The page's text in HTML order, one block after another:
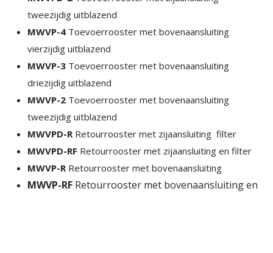
tweezijdig uitblazend
MWVP-4 Toevoerrooster met bovenaansluiting
vierzijdig uitblazend
MWVP-3 Toevoerrooster met bovenaansluiting
driezijdig uitblazend
MWVP-2 Toevoerrooster met bovenaansluiting
tweezijdig uitblazend
MWVPD-RRetourrooster met zijaansluiting filter
MWVPD-RF Retourrooster met zijaansluiting en filter
MWVP-RRetourrooster met bovenaansluiting
MWVP-RF Retourrooster met bovenaansluiting en
Facebook
Twitter
Tristique sollicitudin nibh sit amet commodo nulla.
Penatibus et magnis dis parturient montes
nascetur ridiculus mus. Id aliquet risus feugiat in
ante. Nullam vehicula ipsum a arcu. Tristique
magna sit amet purus gravida quis blandit turpis.
Tortor consequat id porta nibh venenatis cras sed
felis.
Faucibus vitae aliquet nec ullamcorper sit amet
risus nullam. Orci sagittis eu volutpat odio facilisis
mauris sit. Nisl nisi scelerisque eu ultrices vitae